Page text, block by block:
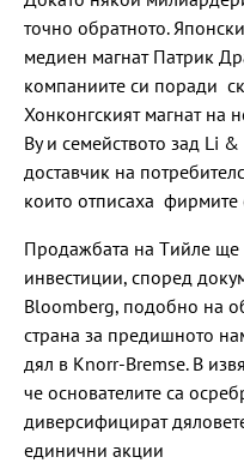
точно обратното.
медиен магнат Патрик
компаниите си поради
Хонконгският магнат на
Ву и семейството зад Li
доставчик на
които отписаха фирмите
Продажбата на Tийле ще
инвестиции, според
Bloomberg, подобно на
страна за предишното
дял в Knorr-Bremse. В
че основателите са
диверсифицират
единични акции